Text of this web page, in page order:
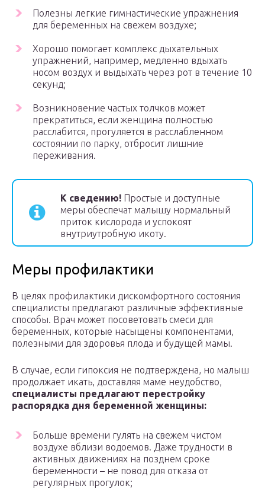
Полезны легкие гимнастические упражнения
для беременных на свежем воздухе;
Хорошо помогает комплекс дыхательных
упражнений, например, медленно вдыхать
носом воздух и выдыхать через рот в течение 10
секунд;
Возникновение частых толчков может
прекратиться, если женщина полностью
расслабится, прогуляется в расслабленном
состоянии по парку, отбросит лишние
переживания.
К сведению! Простые и доступные
меры обеспечат малышу нормальный
приток кислорода и успокоят
внутриутробную икоту.
Меры профилактики
В целях профилактики дискомфортного состояния
специалисты предлагают различные эффективные
способы. Врач может посоветовать смеси для
беременных, которые насыщены компонентами,
полезными для здоровья плода и будущей мамы.
В случае, если гипоксия не подтверждена, но малыш
продолжает икать, доставляя маме неудобство,
специалисты предлагают перестройку
распорядка дня беременной женщины:
Больше времени гулять на свежем чистом
воздухе вблизи водоемов. Даже трудности в
активных движениях на позднем сроке
беременности – не повод для отказа от
регулярных прогулок;